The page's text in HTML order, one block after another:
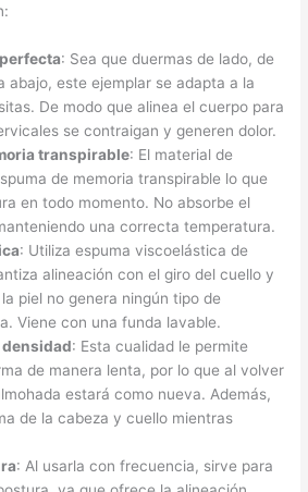
: Sea que duermas de lado, de
abajo, este ejemplar se adapta a la
De modo que alinea el cuerpo para
se contraigan y generen dolor.
transpirable: El material de
de memoria transpirable lo que
en todo momento. No absorbe el
una correcta temperatura.
: Utiliza espuma viscoelástica de
alineación con el giro del cuello y
piel no genera ningún tipo de
Viene con una funda lavable.
densidad: Esta cualidad le permite
de manera lenta, por lo que al volver
estará como nueva. Además,
de la cabeza y cuello mientras
: Al usarla con frecuencia, sirve para